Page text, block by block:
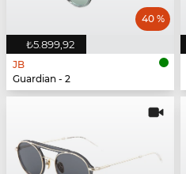
₺5.899,92
40 %
JB
Guardian - 2